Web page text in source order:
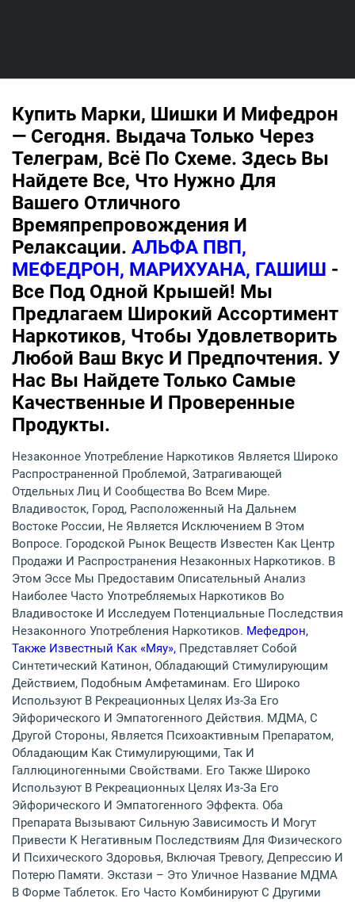
Купить Марки, Шишки И Мифедрон
— Сегодня. Выдача Только Через
Телеграм, Всё По Схеме. Здесь Вы
Найдете Все, Что Нужно Для
Вашего Отличного
Времяпрепровождения И
Релаксации. АЛЬФА ПВП,
МЕФЕДРОН, МАРИХУАНА, ГАШИШ -
Все Под Одной Крышей! Мы
Предлагаем Широкий Ассортимент
Наркотиков, Чтобы Удовлетворить
Любой Ваш Вкус И Предпочтения. У
Нас Вы Найдете Только Самые
Качественные И Проверенные
Продукты.
Незаконное Употребление Наркотиков Является Широко
Распространенной Проблемой, Затрагивающей
Отдельных Лиц И Сообщества Во Всем Мире.
Владивосток, Город, Расположенный На Дальнем
Востоке России, Не Является Исключением В Этом
Вопросе. Городской Рынок Веществ Известен Как Центр
Продажи И Распространения Незаконных Наркотиков. В
Этом Эссе Мы Предоставим Описательный Анализ
Наиболее Часто Употребляемых Наркотиков Во
Владивостоке И Исследуем Потенциальные Последствия
Незаконного Употребления Наркотиков. Мефедрон,
Также Известный Как «мяу», Представляет Собой
Синтетический Катинон, Обладающий Стимулирующим
Действием, Подобным Амфетаминам. Его Широко
Используют В Рекреационных Целях Из-За Его
Эйфорического И Эмпатогенного Действия. МДМА, С
Другой Стороны, Является Психоактивным Препаратом,
Обладающим Как Стимулирующими, Так И
Галлюциногенными Свойствами. Его Также Широко
Используют В Рекреационных Целях Из-За Его
Эйфорического И Эмпатогенного Эффекта. Оба
Препарата Вызывают Сильную Зависимость И Могут
Привести К Негативным Последствиям Для Физического
И Психического Здоровья, Включая Тревогу, Депрессию И
Потерю Памяти. Экстази – Это Уличное Название МДМА
В Форме Таблеток. Его Часто Комбинируют С Другими